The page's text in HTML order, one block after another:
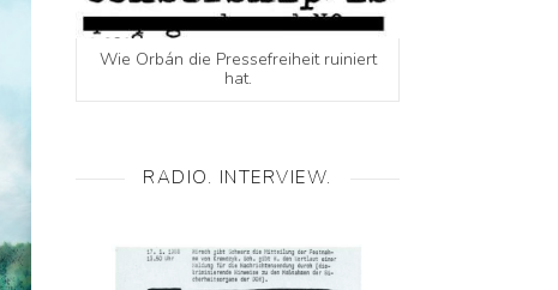
Wie Orbán die Pressefreiheit ruiniert
hat.
RADIO. INTERVIEW.